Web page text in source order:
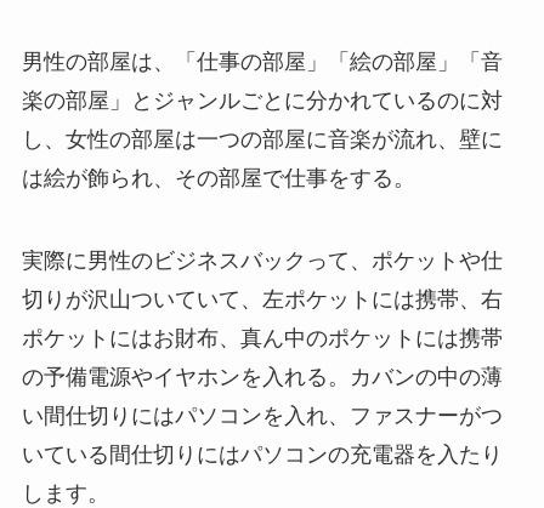
男性の部屋は、「仕事の部屋」「絵の部屋」「音
楽の部屋」とジャンルごとに分かれているのに対
し、女性の部屋は一つの部屋に音楽が流れ、壁に
は絵が飾られ、その部屋で仕事をする。
実際に男性のビジネスバックって、ポケットや仕
切りが沢山ついていて、左ポケットには携帯、右
ポケットにはお財布、真ん中のポケットには携帯
の予備電源やイヤホンを入れる。カバンの中の薄
い間仕切りにはパソコンを入れ、ファスナーがつ
いている間仕切りにはパソコンの充電器を入たり
します。